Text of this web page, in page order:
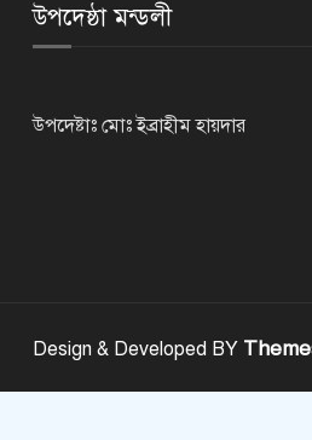
উপদেষ্ঠা মন্ডলী
উপদেষ্টাঃ মোঃ ইব্রাহীম হায়দার
Design & Developed BY